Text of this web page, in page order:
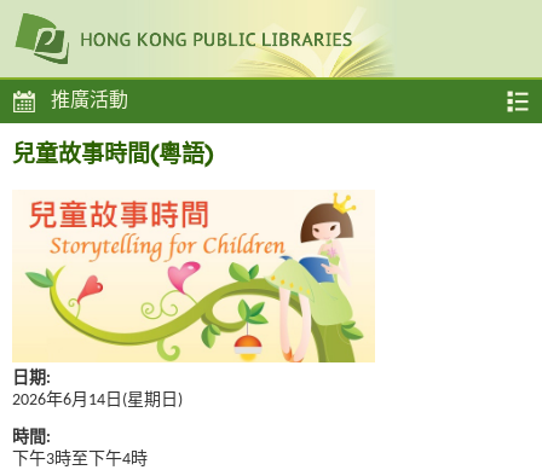
推廣活動
兒童故事時間(粵語)
日期:
2026年6月14日(星期日)
時間:
下午3時至下午4時